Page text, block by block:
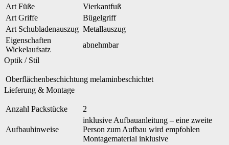
Art Füße
Vierkantfuß
Art Griffe
Bügelgriff
Art Schubladenauszug Metallauszug
Eigenschaften
Wickelaufsatz
abnehmbar
Optik / Stil
Oberflächenbeschichtung melaminbeschichtet
Lieferung & Montage
Anzahl Packstücke 2
Aufbauhinweise
inklusive Aufbauanleitung – eine zweite
Person zum Aufbau wird empfohlen
Montagematerial inklusive